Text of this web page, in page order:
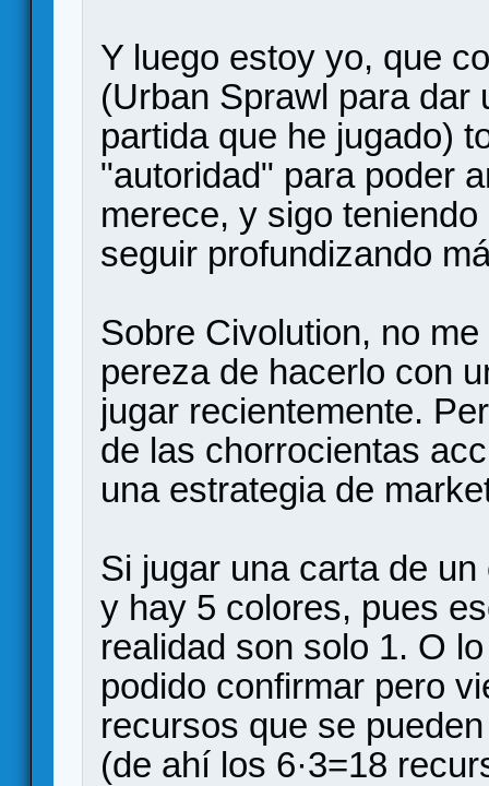
Y luego estoy yo, que
(Urban Sprawl para dar
partida que he jugado)
"autoridad" para poder
merece, y sigo
seguir profundizando
Sobre Civolution, no
pereza de hacerlo con
jugar recientemente.
de las chorrocientas
una estrategia de
Si jugar una carta de
y hay 5 colores, pues
realidad son solo 1. O
podido confirmar pero
recursos que se
(de ahí los 6·3=18